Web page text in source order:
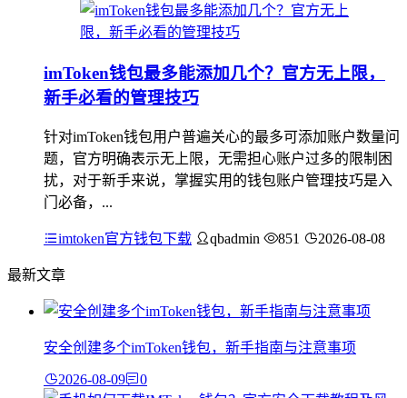
imToken钱包最多能添加几个？官方无上限，
新手必看的管理技巧
针对imToken钱包用户普遍关心的最多可添加账户数量问
题，官方明确表示无上限，无需担心账户过多的限制困
扰，对于新手来说，掌握实用的钱包账户管理技巧是入
门必备，...
imtoken官方钱包下载 qbadmin 851 2026-08-08
最新文章
安全创建多个imToken钱包，新手指南与注意事项
2026-08-09 0